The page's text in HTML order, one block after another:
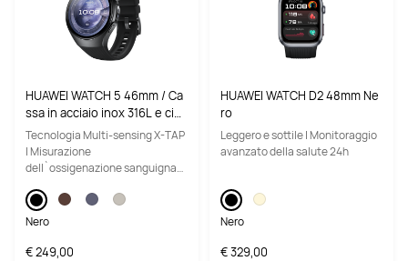
HUAWEI WATCH 5 46mm / Ca
ssa in acciaio inox 316L e cint
urino nero / Compatibile con
iOS e Android e chiamate E-si
m
Tecnologia Multi-sensing X-TAP
| Misurazione
dell`ossigenazione sanguigna
con eSIM
Nero
€ 249,00
HUAWEI WATCH D2 48mm Ne
ro
Leggero e sottile | Monitoraggio
avanzato della salute 24h
Nero
€ 329,00